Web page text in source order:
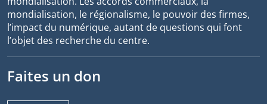
mondialisation, le régionalisme, le pouvoir des firmes,
l’impact du numérique, autant de questions qui font
l’objet des recherche du centre.
Faites un don